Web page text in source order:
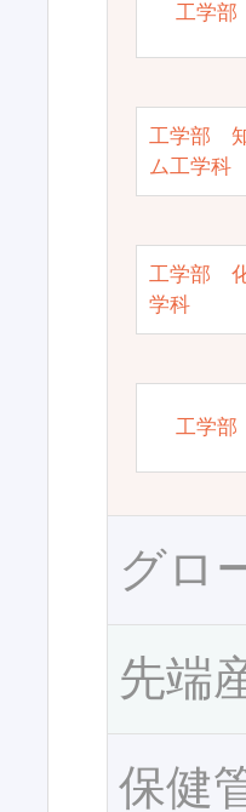
工学
工学部
ム工学科
工学部
学科
工学
グロ
先端
保健